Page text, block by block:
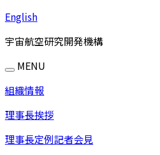
English
宇宙航空研究開発機構
MENU
組織情報
理事長挨拶
理事長定例記者会見